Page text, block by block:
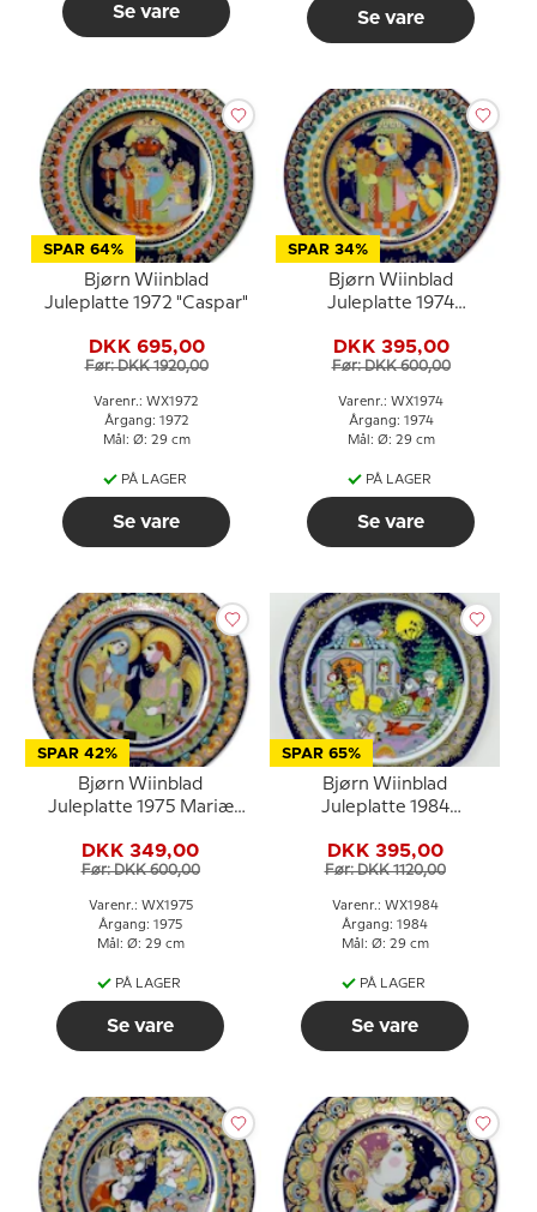
Se vare Se vare
SPAR 64%
Bjørn Wiinblad
Juleplatte 1972 "Caspar"
DKK 695,00
Før: DKK 1920,00
Varenr.: WX1972
Årgang: 1972
Mål: Ø: 29 cm
PÅ LAGER
Se vare
SPAR 34%
Bjørn Wiinblad
Juleplatte 1974
DKK 395,00
Før: DKK 600,00
Varenr.: WX1974
Årgang: 1974
Mål: Ø: 29 cm
PÅ LAGER
Se vare
SPAR 42%
Bjørn Wiinblad
Juleplatte 1975 Mariæ
DKK 349,00
Før: DKK 600,00
Varenr.: WX1975
Årgang: 1975
Mål: Ø: 29 cm
PÅ LAGER
Se vare
SPAR 65%
Bjørn Wiinblad
Juleplatte 1984
DKK 395,00
Før: DKK 1120,00
Varenr.: WX1984
Årgang: 1984
Mål: Ø: 29 cm
PÅ LAGER
Se vare